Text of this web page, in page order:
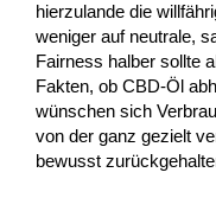
hierzulande die
weniger auf neutrale,
Fairness halber sollte
Fakten, ob CBD-Öl
wünschen sich
von der ganz gezielt
bewusst